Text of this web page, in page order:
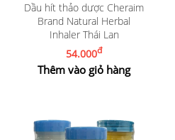
Dầu hít thảo dược Cheraim
Brand Natural Herbal
Inhaler Thái Lan
54.000đ
Thêm vào giỏ hàng